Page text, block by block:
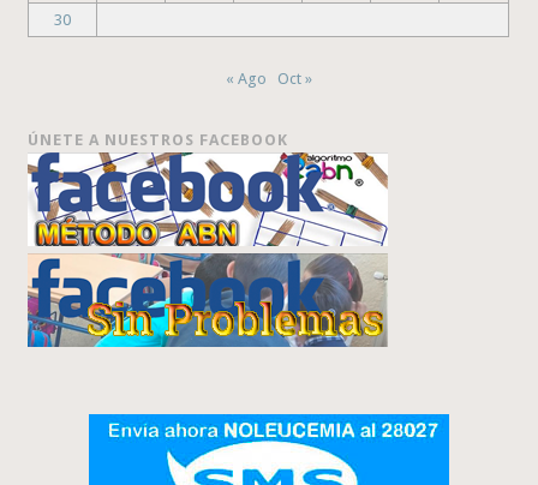
30
« Ago Oct »
ÚNETE A NUESTROS FACEBOOK